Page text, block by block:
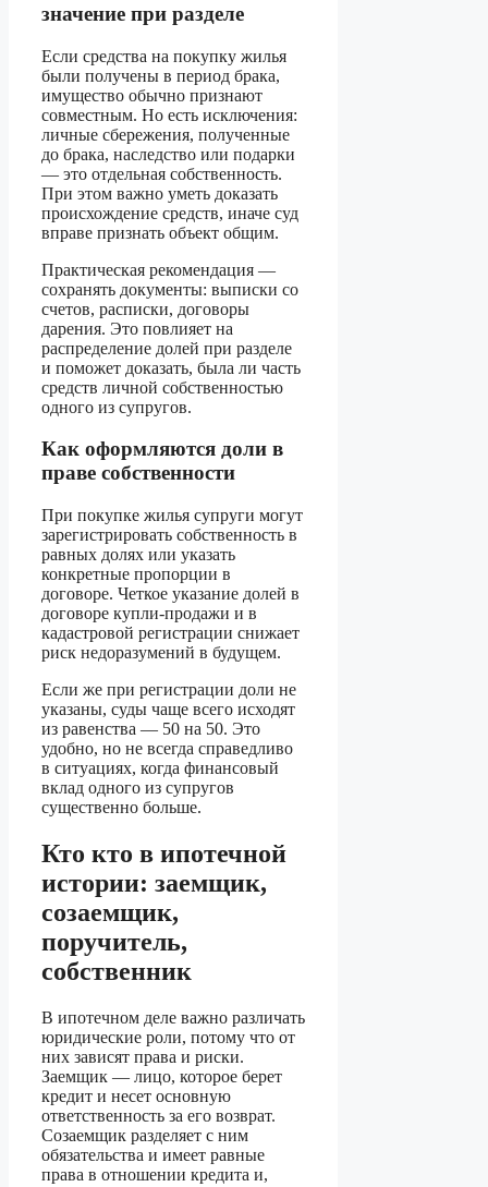
значение при разделе
Если средства на покупку жилья
были получены в период брака,
имущество обычно признают
совместным. Но есть исключения:
личные сбережения, полученные
до брака, наследство или подарки
— это отдельная собственность.
При этом важно уметь доказать
происхождение средств, иначе суд
вправе признать объект общим.
Практическая рекомендация —
сохранять документы: выписки со
счетов, расписки, договоры
дарения. Это повлияет на
распределение долей при разделе
и поможет доказать, была ли часть
средств личной собственностью
одного из супругов.
Как оформляются доли в
праве собственности
При покупке жилья супруги могут
зарегистрировать собственность в
равных долях или указать
конкретные пропорции в
договоре. Четкое указание долей в
договоре купли-продажи и в
кадастровой регистрации снижает
риск недоразумений в будущем.
Если же при регистрации доли не
указаны, суды чаще всего исходят
из равенства — 50 на 50. Это
удобно, но не всегда справедливо
в ситуациях, когда финансовый
вклад одного из супругов
существенно больше.
Кто кто в ипотечной
истории: заемщик,
созаемщик,
поручитель,
собственник
В ипотечном деле важно различать
юридические роли, потому что от
них зависят права и риски.
Заемщик — лицо, которое берет
кредит и несет основную
ответственность за его возврат.
Созаемщик разделяет с ним
обязательства и имеет равные
права в отношении кредита и,